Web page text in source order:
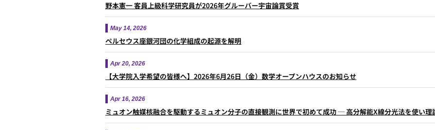
野本憲一 客員上級科学研究員が2026年グルーバー宇宙論賞受賞
May 14, 2026
ペルセウス座銀河団の化学組成の起源を解明
Apr 20, 2026
【大学院入学希望の皆様へ】2026年6月26日（金）数学オープンハウスのお知らせ
Apr 16, 2026
ミュオン触媒核融合を駆動するミュオン分子の直接観測に世界で初めて成功 ─ 高分解能X線分光法を使い